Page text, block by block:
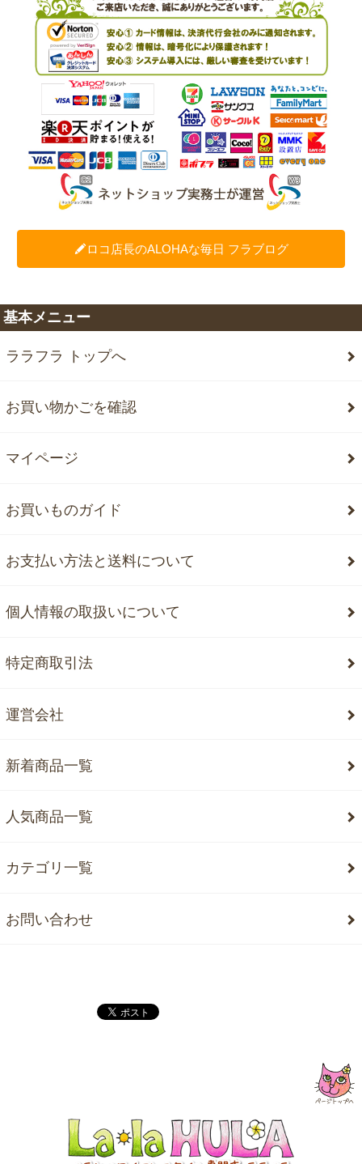
ロコ店長のALOHAな毎日 フラブログ
基本メニュー
ララフラ トップへ
お買い物かごを確認
マイページ
お買いものガイド
お支払い方法と送料について
個人情報の取扱いについて
特定商取引法
運営会社
新着商品一覧
人気商品一覧
カテゴリ一覧
お問い合わせ